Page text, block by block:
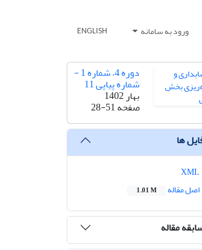
ورود به سامانه ENGLISH
دوره 4، شماره 1 -
شماره پیاپی 11
بهار 1402
صفحه28-51
ها
اصل مقاله
1.01 M
مقاله